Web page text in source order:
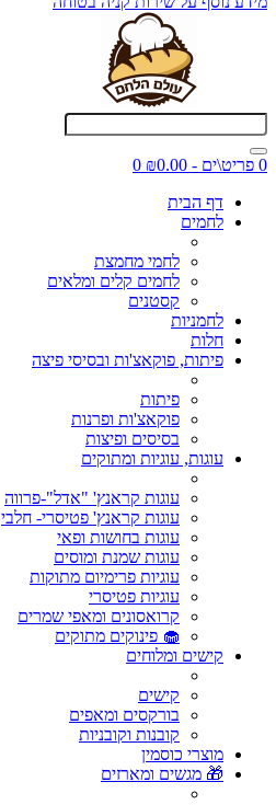
0 פריט\ים - ₪0.00
0
דף הבית
לחמים
לחמי מחמצת
לחמים קלים ומלאים
קסטנים
לחמניות
חלות
פיתות, פוקאצ'ות ובסיסי פיצה
פיתות
פוקאצ'ות ופרנות
בסיסים ופיצות
עוגות, עוגיות ומתוקים
עוגות קראנץ' "אדל"-פרווה
עוגות קראנץ' פטיסרי- חלבי
עוגות בחושות ופאי
עוגות שמנת ומוסים
עוגיות פרימיום מתוקות
עוגיות פטיסרי
קרואסונים ומאפי שמרים
🧁 פינוקים מתוקים
קישים ומלוחים
קישים
בורקסים ומאפים
קובנות וקובניות
מוצרי כוסמין
🎁 מגשים ומארזים